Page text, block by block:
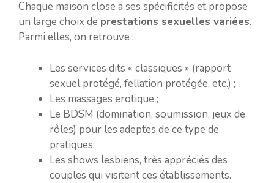
Chaque maison close a ses spécificités et propose
un large choix de prestations sexuelles variées.
Parmi elles, on retrouve :
Les services dits « classiques » (rapport
sexuel protégé, fellation protégée, etc.) ;
Les massages erotique ;
Le BDSM (domination, soumission, jeux de
rôles) pour les adeptes de ce type de
pratiques;
Les shows lesbiens, très appréciés des
couples qui visitent ces établissements.